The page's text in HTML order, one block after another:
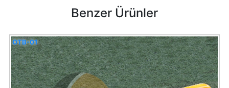
Benzer Ürünler
OTB-01